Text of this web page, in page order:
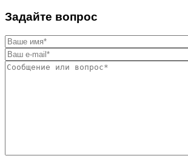
Задайте вопрос